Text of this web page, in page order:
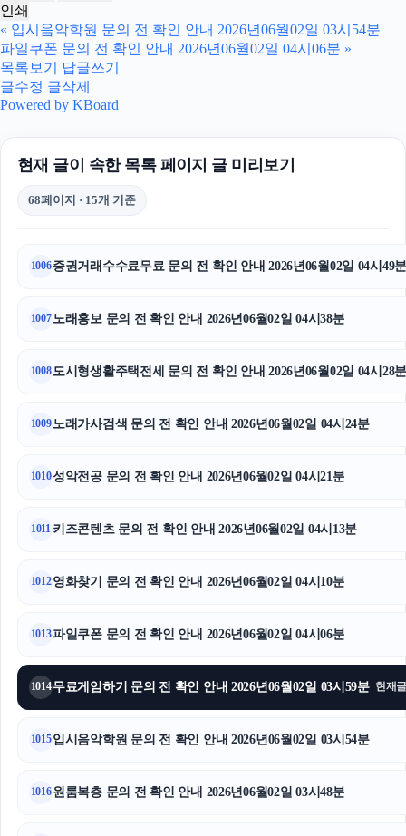
sns마케팅
대안학교
하남하수구막힘
인쇄
« 입시음악학원 문의 전 확인 안내 2026년06월02일 03시54분
파일쿠폰 문의 전 확인 안내 2026년06월02일 04시06분 »
목록보기
답글쓰기
글수정 글삭제
Powered by KBoard
현재 글이 속한 목록 페이지 글 미리보기
68페이지 · 15개 기준
1006증권거래수수료무료 문의 전 확인 안내 2026년06월02일 04시49
1007 노래홍보 문의 전 확인 안내 2026년06월02일 04시38분
1008 도시형생활주택전세 문의 전 확인 안내 2026년06월02일 04시28
1009 노래가사검색 문의 전 확인 안내 2026년06월02일 04시24분
1010성악전공 문의 전 확인 안내 2026년06월02일 04시21분
1011 키즈콘텐츠 문의 전 확인 안내 2026년06월02일 04시13분
1012영화찾기 문의 전 확인 안내 2026년06월02일 04시10분
1013파일쿠폰 문의 전 확인 안내 2026년06월02일 04시06분
1014무료게임하기 문의 전 확인 안내 2026년06월02일 03시59분 현재
1015입시음악학원 문의 전 확인 안내 2026년06월02일 03시54분
1016원룸복층 문의 전 확인 안내 2026년06월02일 03시48분